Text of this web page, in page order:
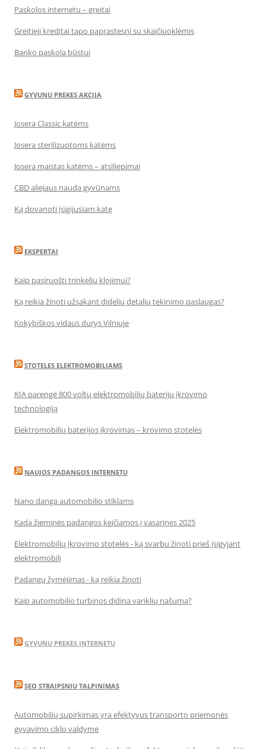
Paskolos internetu – greitai
Greitieji kreditai tapo paprastesni su skaičiuoklėmis
Banko paskola būstui
GYVUNU PREKES AKCIJA
Josera Classic katėms
Josera sterilizuotoms katėms
Josera maistas katėms – atsiliepimai
CBD aliejaus nauda gyvūnams
Ką dovanoti įsigijusiam katę
EKSPERTAI
Kaip pasiruošti trinkelių klojimui?
Ką reikia žinoti užsakant didelių detalių tekinimo paslaugas?
Kokybiškos vidaus durys Vilniuje
STOTELES ELEKTROMOBILIAMS
KIA parengė 800 voltų elektromobilių baterijų įkrovimo
technologiją
Elektromobilių baterijos įkrovimas – krovimo stotelės
NAUJOS PADANGOS INTERNETU
Nano danga automobilio stiklams
Kada žieminės padangos keičiamos į vasarines 2025
Elektromobilių įkrovimo stotelės - ką svarbu žinoti prieš įsigyjant
elektromobilį
Padangų žymėjimas - ką reikia žinoti
Kaip automobilio turbinos didina variklių našumą?
GYVUNU PREKES INTERNETU
SEO STRAIPSNIU TALPINIMAS
Automobilių supirkimas yra efektyvus transporto priemonės
gyvavimo ciklo valdyme